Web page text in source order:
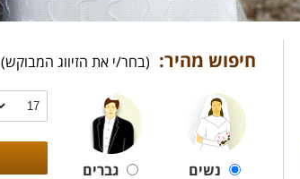
חיפוש מהיר: (בחר/י את הזיווג המבוקש)
נשים גברים